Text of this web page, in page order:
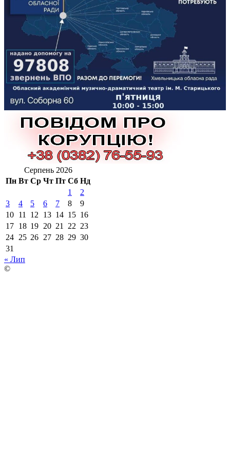
Серпень 2026
Пн Вт Ср Чт Пт Сб Нд
1
2
3
4 5 6 7 8
9
10 11 12 13 14 15 16
17 18 19 20 21 22 23
24 25 26 27 28 29 30
31
« Лип
©